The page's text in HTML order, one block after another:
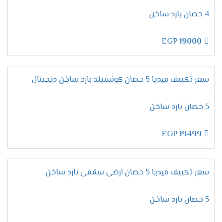
على مكانة عالية فى الاسواق ولتلك السبب تحصل
المنخفضة المناسبة لجميع العملاء .
تقدم لنا الشركة أرقام يتم استخدامها لكى يتم طلب
المكيف فقط اتصل علينا واختار المكيف المناسب لك
وأطلبه وسيتم ارسالة لحد باب البيت وجميع الاسعار
ضمان تكييف ميديا 2026
مهما تكلمنا عن مميزات وإمكانيات تكييف ميديا لا
تنتهى أبدا لأنه جهاز متكامل يجعلنا مستمتعين
بأوقاتنا نستطيع استخدامه فى جميع الاوقات كما أن
الشركة توفر لنا معه ضمان لمدة خمس سنوات شاملة
اسعار تكييف ميديا 2024
4 حصان بارد ساخن
19000
سعر تكييف ميديا 5 حصان كونسيلد بارد ساخن ديجيتال
5 حصان بارد ساخن
19499
سعر تكييف ميديا 5 حصان ارضى سقفى بارد ساخن
5 حصان بارد ساخن